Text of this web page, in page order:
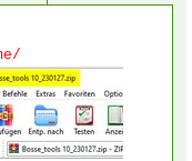
Anleitung
10 als MP4-Film.
10installiert?
als PDF-Dokument.